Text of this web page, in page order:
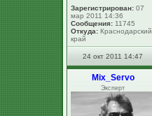
Зарегистрирован: 07
мар 2011 14:36
Сообщения: 11745
Откуда: Краснодарский
край
24 окт 2011 14:47
Mix_Servo
Эксперт